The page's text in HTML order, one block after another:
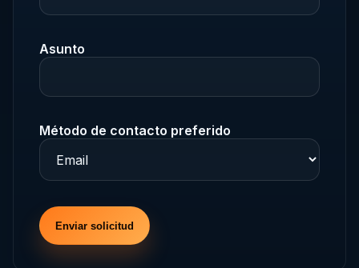
Asunto
Método de contacto preferido
Enviar solicitud